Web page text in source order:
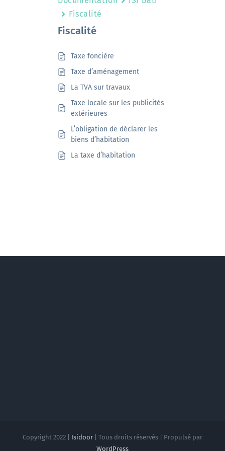
Fiscalité
Fiscalité
Taxe foncière
Taxe d’aménagement
La TVA sur travaux
Taxe locale sur les publicités
extérieures
L’obligation de déclarer les
biens d’habitation
La taxe d’habitation
Copyright 2022 | Isidoor | Tous droits réservés | Propulsé par
WordPress